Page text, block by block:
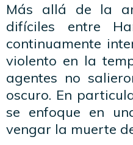
Más allá de la
difíciles entre
continuamente
violento en la
agentes no
oscuro. En
se enfoque en
vengar la muerte